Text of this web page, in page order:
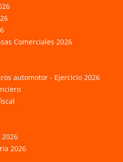
Comerciales 2026
automotor - Ejercicio 2026
2026